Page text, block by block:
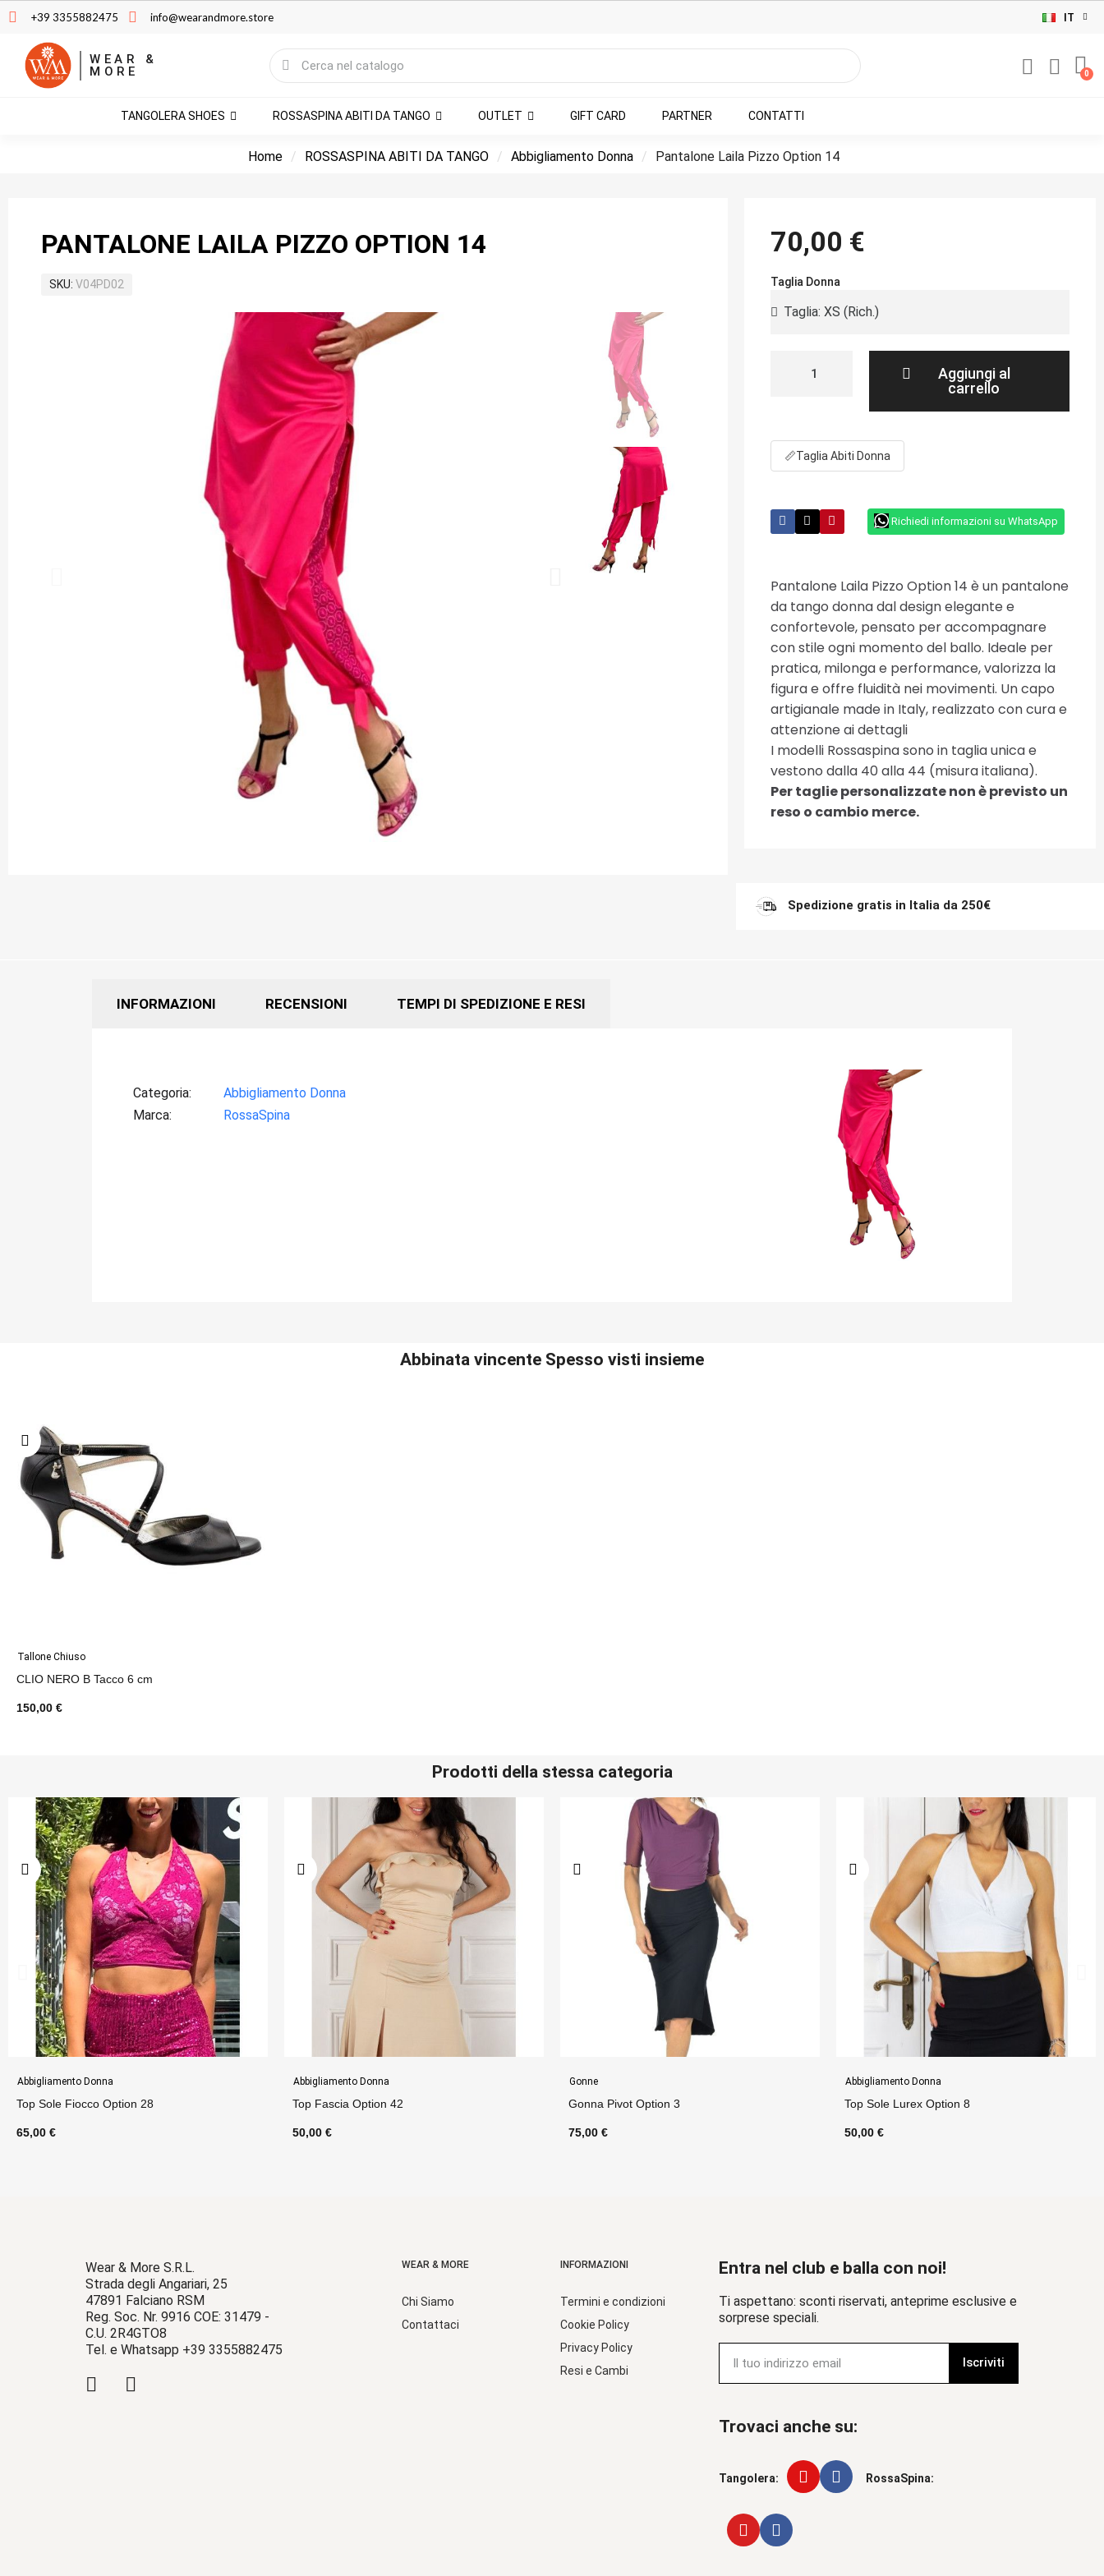
+39 3355882475 info@wearandmore.store IT
WEAR &
MORE
TANGOLERA SHOES ROSSASPINA ABITI DA TANGO OUTLET GIFT CARD PARTNER CONTATTI
Home ROSSASPINA ABITI DA TANGO Abbigliamento Donna Pantalone Laila Pizzo Option 14
PANTALONE LAILA PIZZO OPTION 14
SKU V04PD02
70,00 €
Taglia Donna
Aggiungi al
carrello
📏Taglia Abiti Donna
Richiedi informazioni su WhatsApp
Pantalone Laila Pizzo Option 14 è un pantalone
da tango donna dal design elegante e
confortevole, pensato per accompagnare
con stile ogni momento del ballo. Ideale per
pratica, milonga e performance, valorizza la
figura e offre fluidità nei movimenti. Un capo
artigianale made in Italy, realizzato con cura e
attenzione ai dettagli
I modelli Rossaspina sono in taglia unica e
vestono dalla 40 alla 44 (misura italiana).
Per taglie personalizzate non è previsto un
reso o cambio merce.
Spedizione gratis in Italia da 250€
INFORMAZIONI RECENSIONI TEMPI DI SPEDIZIONE E RESI
Categoria
Abbigliamento Donna
Marca
RossaSpina
Abbinata vincente Spesso visti insieme
Tallone Chiuso
CLIO NERO B Tacco 6 cm
150,00 €
Prodotti della stessa categoria
Abbigliamento Donna
Top Fascia Option 42
50,00 €
Gonne
Gonna Pivot Option 3
75,00 €
Abbigliamento Donna
Top Sole Lurex Option 8
50,00 €
Gonne
Gonna Luna Spacco Option 51
75,00 €
Wear & More S.R.L.
Strada degli Angariari, 25
47891 Falciano RSM
Reg. Soc. Nr. 9916 COE: 31479 -
C.U. 2R4GTO8
Tel. e Whatsapp +39 3355882475
WEAR & MORE
Chi Siamo
Contattaci
INFORMAZIONI
Termini e condizioni
Cookie Policy
Privacy Policy
Resi e Cambi
Entra nel club e balla con noi!
Ti aspettano: sconti riservati, anteprime esclusive e
sorprese speciali.
Iscriviti
Trovaci anche su:
Tangolera: RossaSpina: